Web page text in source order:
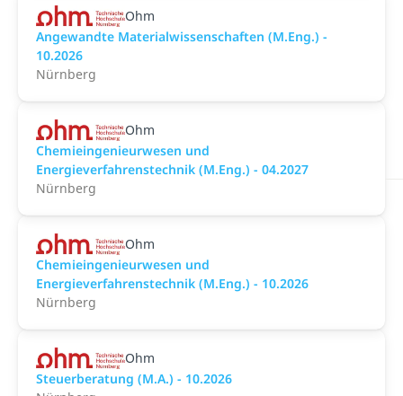
Ohm
Angewandte Materialwissenschaften (M.Eng.) -
10.2026
Nürnberg
Ohm
Chemieingenieurwesen und
Energieverfahrenstechnik (M.Eng.) - 04.2027
Nürnberg
Ohm
Chemieingenieurwesen und
Energieverfahrenstechnik (M.Eng.) - 10.2026
Nürnberg
Ohm
Steuerberatung (M.A.) - 10.2026